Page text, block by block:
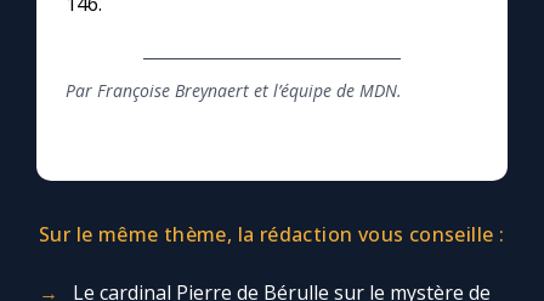
Par Françoise Breynaert et l’équipe de MDN.
Sur le même thème, la rédaction vous conseille :
Le cardinal Pierre de Bérulle sur le mystère de